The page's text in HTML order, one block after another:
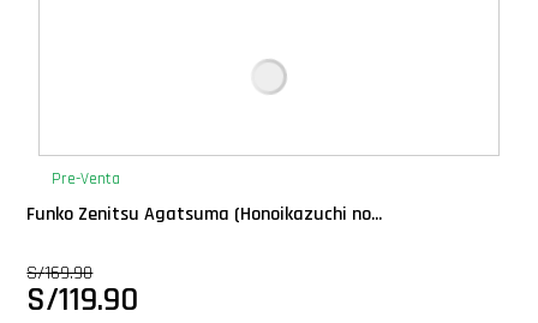
Exclusivos
Gift Cards
Llaveros Pop
Pre-Venta
Funko Zenitsu Agatsuma (Honoikazuchi no...
S/169.90
S/119.90